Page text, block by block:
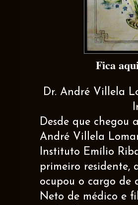
Fica
Dr. André Villela
Desde que chegou
André Villela
Instituto Emílio
primeiro residente,
ocupou o cargo de
Neto de médico e